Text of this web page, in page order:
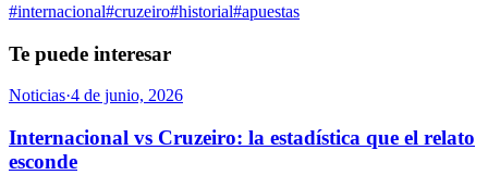
#internacional#cruzeiro#historial#apuestas
Te puede interesar
Noticias·4 de junio, 2026
Internacional vs Cruzeiro: la estadística que el relato
esconde